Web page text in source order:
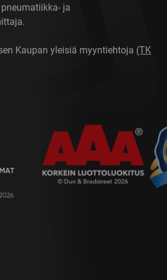
ja
Kaupan yleisiä myyntiehtoja (TK